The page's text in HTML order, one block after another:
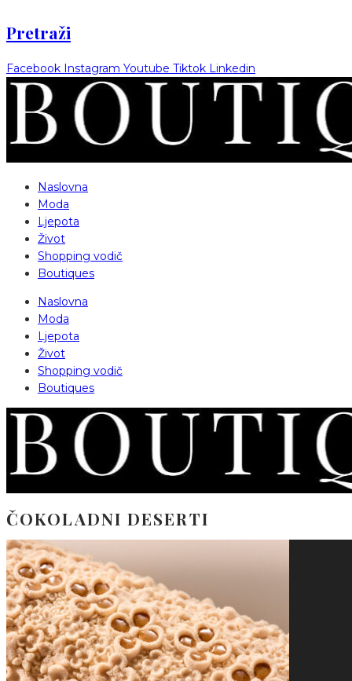
Pretraži
Facebook Instagram Youtube Tiktok Linkedin
Naslovna
Moda
Ljepota
Život
Shopping vodič
Boutiques
Naslovna
Moda
Ljepota
Život
Shopping vodič
Boutiques
ČOKOLADNI DESERTI